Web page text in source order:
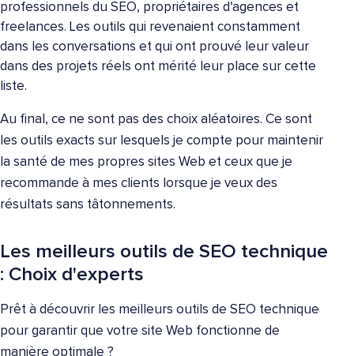
professionnels du SEO, propriétaires d'agences et
freelances. Les outils qui revenaient constamment
dans les conversations et qui ont prouvé leur valeur
dans des projets réels ont mérité leur place sur cette
liste.
Au final, ce ne sont pas des choix aléatoires. Ce sont
les outils exacts sur lesquels je compte pour maintenir
la santé de mes propres sites Web et ceux que je
recommande à mes clients lorsque je veux des
résultats sans tâtonnements.
Les meilleurs outils de SEO technique
: Choix d'experts
Prêt à découvrir les meilleurs outils de SEO technique
pour garantir que votre site Web fonctionne de
manière optimale ?